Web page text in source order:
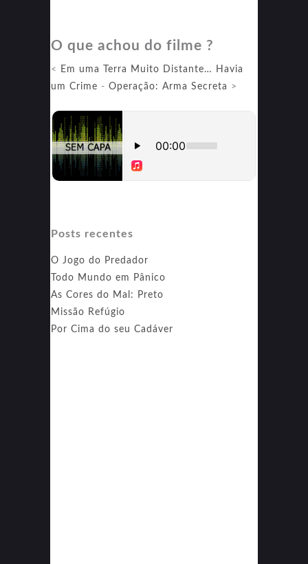
O que achou do filme ?
<
Em uma Terra Muito Distante… Havia
um Crime - Operação: Arma Secreta >
Posts recentes
O Jogo do Predador
Todo Mundo em Pânico
As Cores do Mal: Preto
Missão Refúgio
Por Cima do seu Cadáver